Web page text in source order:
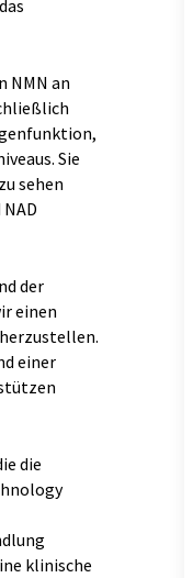
NMN an
Sie
sehen
der
einen
einer
die
klinische